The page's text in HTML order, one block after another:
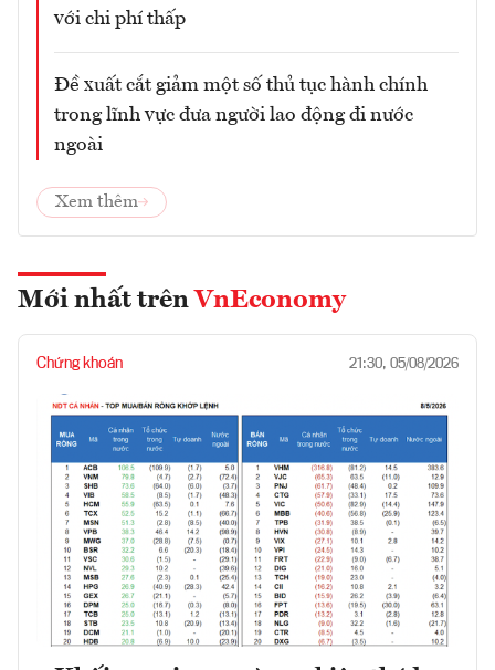
với chi phí thấp
Đề xuất cắt giảm một số thủ tục hành chính
trong lĩnh vực đưa người lao động đi nước
ngoài
Xem thêm
Mới nhất trên VnEconomy
Chứng khoán 21:30, 05/08/2026